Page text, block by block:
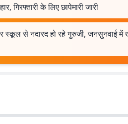
गिरफ्तारी के लिए छापेमारी जारी
स्कूल से नदारद हो रहे गुरुजी, जनसुनवाई में